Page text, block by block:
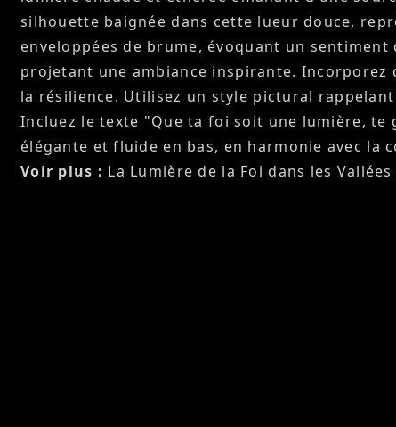
silhouette baignée dans cette lueur douce,
enveloppées de brume, évoquant un
projetant une ambiance inspirante. Incorporez
la résilience. Utilisez un style pictural
Incluez le texte "Que ta foi soit une lumière, te
élégante et fluide en bas, en harmonie avec la
Voir plus : La Lumière de la Foi dans les